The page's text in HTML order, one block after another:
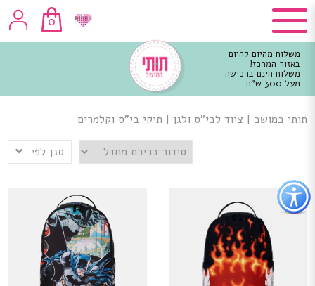
כפתור
לפתיחת
תפריט
נגישות
0
משלוח מהיום להיום
באזור המרכז!
משלוח חינם ברכישה
מעל 300 ש"ח
מרכזי
תותי במושב | ציוד לבי"ס ולגן | תיקי בי"ס וקלמרים
סנן לפי